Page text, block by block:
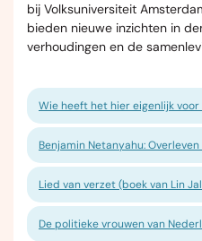
bij Volksuniversiteit
bieden nieuwe inzichten in
verhoudingen en de
Wie heeft het hier eigenlijk voor
Benjamin Netanyahu:
Lied van verzet (boek van Lin
De politieke vrouwen van